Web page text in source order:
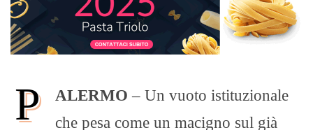
P ALERMO – Un vuoto istituzionale
che pesa come un macigno sul già